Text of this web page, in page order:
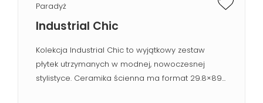
Paradyż
Industrial Chic
Kolekcja Industrial Chic to wyjątkowy zestaw
płytek utrzymanych w modnej, nowoczesnej
stylistyce. Ceramika ścienna ma format 29.8×89...